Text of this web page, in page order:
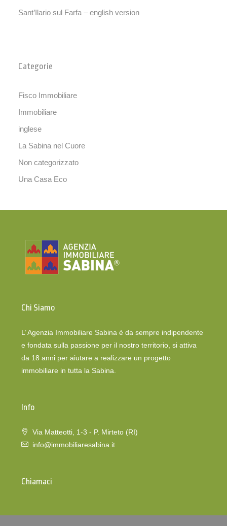
Sant’Ilario sul Farfa – english version
Categorie
Fisco Immobiliare
Immobiliare
inglese
La Sabina nel Cuore
Non categorizzato
Una Casa Eco
Chi Siamo
L’ Agenzia Immobiliare Sabina è da sempre indipendente
e fondata sulla passione per il nostro territorio, si attiva
da 18 anni per aiutare a realizzare un progetto
immobiliare in tutta la Sabina.
Info
Via Matteotti, 1-3 - P. Mirteto (RI)
info@immobiliaresabina.it
Chiamaci